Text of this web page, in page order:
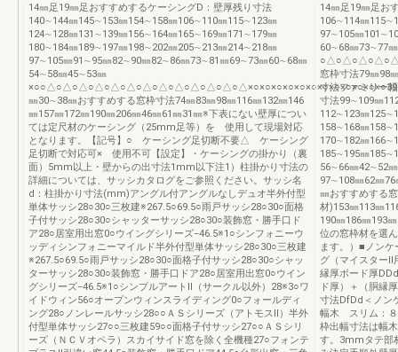
14㎜足19㎜足おすすめするケーシングD：壁厚残り寸法
140∼144㎜145∼153㎜154∼158㎜106∼110㎜115∼123㎜
124∼128㎜131∼139㎜156∼164㎜165∼169㎜171∼179㎜
180∼184㎜189∼197㎜198∼202㎜205∼213㎜214∼218㎜
97∼105㎜91∼95㎜82∼90㎜82∼86㎜73∼81㎜69∼73㎜60∼68㎜
54∼58㎜45∼53㎜
㎜30∼38㎜おすすめする窓枠寸法74㎜83㎜98㎜116㎜132㎜146
㎜157㎜172㎜190㎜206㎜46㎜61㎜31㎜※下表にない壁厚につい
ては定尺材のケーシング（25mm足等）を 使用して現場対応
となります。【記号】○ ケーシング足切断不要△ ケーシング
足切断で対応可× 使用不可【設定】・ケーシングの掛かり（裏
面）5mm以上・壁からの出寸法1mm以下注1）柱掛かり寸法の
詳細については、サッシカタログをご参照ください。サッシ名
d：柱掛かり寸法(mm)アングル付アングルなしデュオ半外付型
単体サッシ28○30○三枚建※267.5○69.5○雨戸サッシ28○30○面格
子付サッシ28○30○シャッターサッシ28○30○装飾窓・勝手口ド
ア28○居室用出窓0○ウイングシリーズ−46.5※1○シンフォニーウ
ッディシンフォニーマイルド半外付型単体サッシ28○30○三枚建
※267.5○69.5○雨戸サッシ28○30○面格子付サッシ28○30○シャッ
ターサッシ28○30○装飾窓・勝手口ドア28○居室用出窓0○ウイン
グシリーズ−46.5※1○シンプルアートⅡ（サークル以外）28※3○ワ
イドウィン56○オープンウィンスライディング0○フォールディ
ング28○ノンレールサッシ28○○ＡＳシリーズ（アトモスⅡ）半外
付型単体サッシ27○○三枚建59○○面格子付サッシ27○○ＡＳシリ
ーズ（ＮＣＶオペラ）スカイサイド窓を除く全機種27○フォンテ
14㎜足19㎜足お
106∼114㎜
97∼105㎜
60∼68㎜73∼77
窓枠寸法79㎜98
寸法ファミリー
寸法99∼109㎜
112∼123㎜
158∼168㎜
170∼182㎜
185∼195㎜
56∼66㎜42∼52
97∼108㎜62㎜76
㎜おすすめする
材)153㎜113㎜
190㎜186㎜193
位の窓枠材を選
ます。）■ノン
グ（マイスターⅡ
縁厚ボード厚
ド厚）＋（胴
寸法DfDd＜ノン
幅木 スリム：
枠出幅寸法は幅
す。3mmタテ部